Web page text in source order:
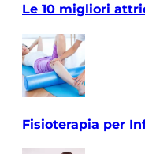
Le 10 migliori
Fisioterapia per